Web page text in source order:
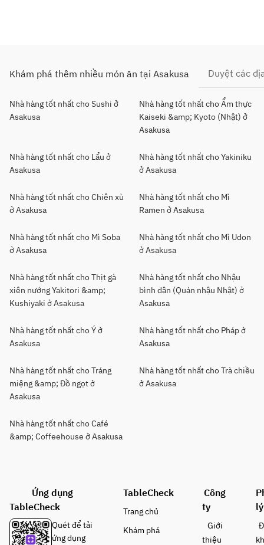
Khám phá thêm nhiều món ăn tại Asakusa Duyệt các
Nhà hàng tốt nhất cho Sushi ở
Asakusa
Nhà hàng tốt nhất cho Ẩm thực
Kaiseki &amp; Kyoto (Nhật) ở
Asakusa
Nhà hàng tốt nhất cho Lẩu ở
Asakusa
Nhà hàng tốt nhất cho Yakiniku
ở Asakusa
Nhà hàng tốt nhất cho Chiên xù
ở Asakusa
Nhà hàng tốt nhất cho Mì
Ramen ở Asakusa
Nhà hàng tốt nhất cho Mì Soba
ở Asakusa
Nhà hàng tốt nhất cho Mì Udon
ở Asakusa
Nhà hàng tốt nhất cho Thịt gà
xiên nướng Yakitori &amp;
Kushiyaki ở Asakusa
Nhà hàng tốt nhất cho Nhậu
bình dân (Quán nhậu Nhật) ở
Asakusa
Nhà hàng tốt nhất cho Ý ở
Asakusa
Nhà hàng tốt nhất cho Pháp ở
Asakusa
Nhà hàng tốt nhất cho Tráng
miệng &amp; Đồ ngọt ở
Asakusa
Nhà hàng tốt nhất cho Trà chiều
ở Asakusa
Nhà hàng tốt nhất cho Café
&amp; Coffeehouse ở Asakusa
Ứng dụng
TableCheck
Quét để tải
ứng dụng
TableCheck
Trang chủ
Khám phá
Công
ty
Giới
thiệu
lý